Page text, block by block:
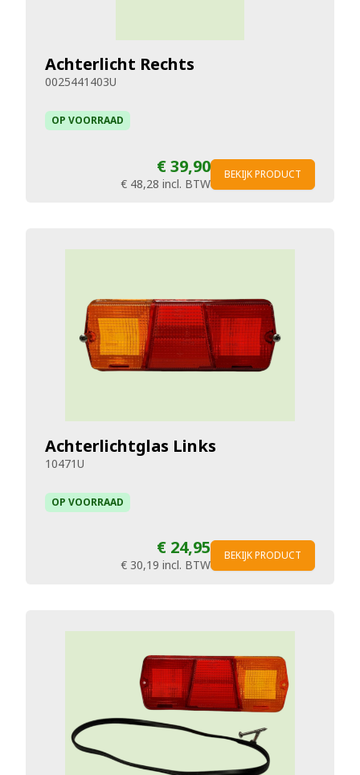
Achterlicht Rechts
0025441403U
OP VOORRAAD
€ 39,90
€ 48,28 incl. BTW
BEKIJK PRODUCT
Achterlichtglas Links
10471U
OP VOORRAAD
€ 24,95
€ 30,19 incl. BTW
BEKIJK PRODUCT